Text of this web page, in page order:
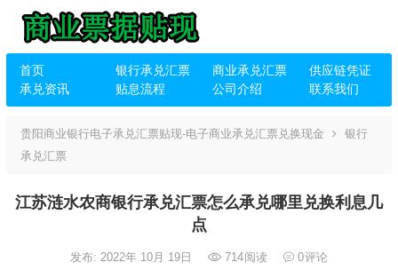
首页 银行承兑汇票 商业承兑汇票
供应链凭证
承兑资讯
贴息流程 公司介绍 联系我们
贵阳商业银行电子承兑汇票贴现-电子商业承兑汇票兑换现金
银行
承兑汇票
江苏涟水农商银行承兑汇票怎么承兑哪里兑换利息几
点
发布: 2022年 10月 19日 714阅读 0评论